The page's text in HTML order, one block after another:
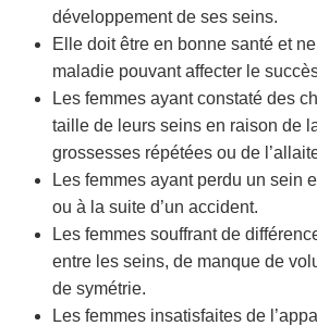
développement de ses seins.
Elle doit être en bonne santé et
maladie pouvant affecter le
Les femmes ayant constaté des
taille de leurs seins en raison de
grossesses répétées ou de
Les femmes ayant perdu un sein
ou à la suite d’un accident.
Les femmes souffrant de
entre les seins, de manque de
de symétrie.
Les femmes insatisfaites de